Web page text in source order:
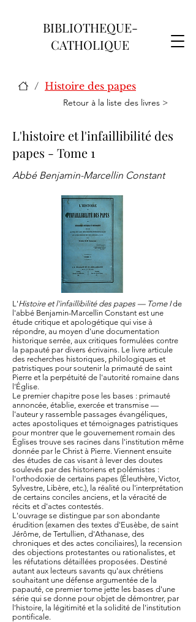
BIBLIOTHEQUE-
CATHOLIQUE
/ Histoire des papes
Retour à la liste des livres >
L'histoire et l'infaillibilité des
papes - Tome 1
Abbé Benjamin-Marcellin Constant
L'Histoire et l'infaillibilité des papes — Tome Ide
l'abbé Benjamin-Marcellin Constant est une
étude critique et apologétique qui vise à
répondre, au moyen d'une documentation
historique serrée, aux critiques formulées contre
la papauté par divers écrivains. Le livre articule
des recherches historiques, philologiques et
patristiques pour soutenir la primauté de saint
Pierre et la perpétuité de l'autorité romaine dans
l'Église.
Le premier chapitre pose les bases : primauté
annoncée, établie, exercée et transmise —
l'auteur y rassemble passages évangéliques,
actes apostoliques et témoignages patristiques
pour montrer que le gouvernement romain des
Églises trouve ses racines dans l'institution même
donnée par le Christ à Pierre. Viennent ensuite
des études de cas visant à lever des doutes
soulevés par des historiens et polémistes :
l'orthodoxie de certains papes (Éleuthère, Victor,
Sylvestre, Libère, etc.), la réalité ou l'interprétation
de certains conciles anciens, et la véracité de
récits et d'actes contestés.
L'ouvrage se distingue par son abondante
érudition (examen des textes d'Eusèbe, de saint
Jérôme, de Tertullien, d'Athanase, des
chroniques et des actes conciliaires), la recension
des objections protestantes ou rationalistes, et
les réfutations détaillées proposées. Destiné
autant aux lecteurs savants qu'aux chrétiens
souhaitant une défense argumentée de la
papauté, ce premier tome jette les bases d'une
série qui se donne pour objet de démontrer, par
l'histoire, la légitimité et la solidité de l'institution
pontificale.